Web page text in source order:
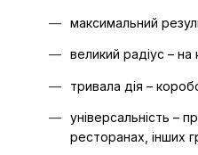
максимальний
великий радіус – на
тривала дія –
універсальність –
ресторанах, інших